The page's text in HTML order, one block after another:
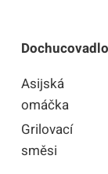
Dochucovadlo
Asijská
omáčka
Grilovací
směsi